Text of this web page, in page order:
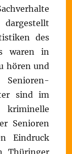
des
waren in
hören und
sind im
Senioren
Eindruck
Thüringer